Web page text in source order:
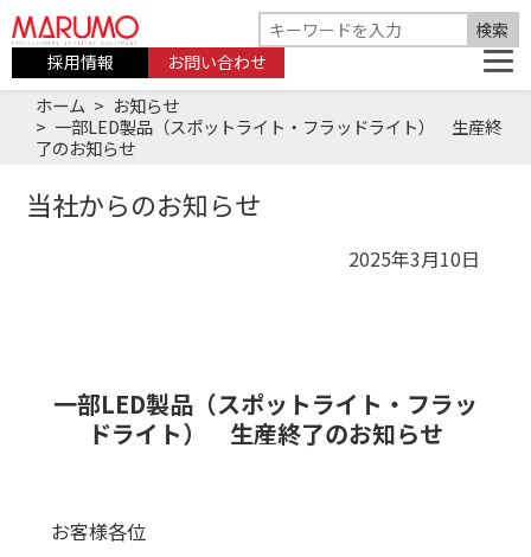
採用情報 お問い合わせ
ホーム
お知らせ
一部LED製品（スポットライト・フラッドライト） 生産終
了のお知らせ
当社からのお知らせ
2025年3月10日
一部LED製品（スポットライト・フラッ
ドライト） 生産終了のお知らせ
お客様各位